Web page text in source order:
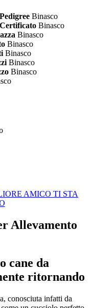
Binasco
Binasco
Binasco
Binasco
Binasco
Binasco
Binasco
AMICO TI STA
Allevamento
cane da
ritornando
conosciuta infatti da